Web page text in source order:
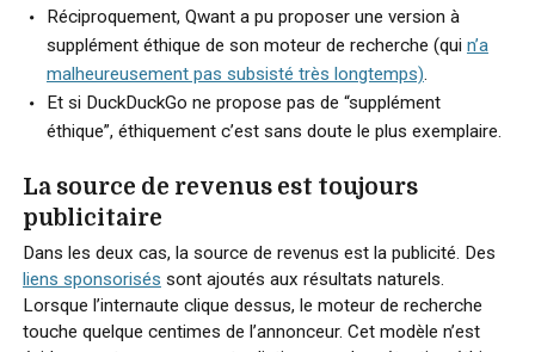
Réciproquement, Qwant a pu proposer une version à
supplément éthique de son moteur de recherche (qui n’a
malheureusement pas subsisté très longtemps).
Et si DuckDuckGo ne propose pas de “supplément
éthique”, éthiquement c’est sans doute le plus exemplaire.
La source de revenus est toujours
publicitaire
Dans les deux cas, la source de revenus est la publicité. Des
liens sponsorisés sont ajoutés aux résultats naturels.
Lorsque l’internaute clique dessus, le moteur de recherche
touche quelque centimes de l’annonceur. Cet modèle n’est